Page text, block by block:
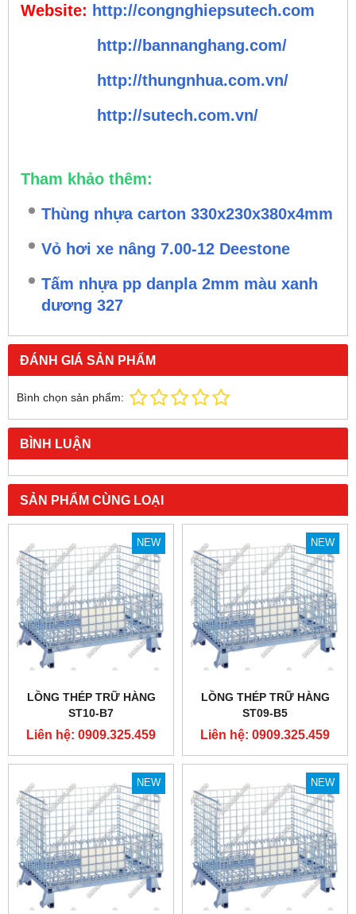
Website: http://congnghiepsutech.com
http://bannanghang.com/
http://thungnhua.com.vn/
http://sutech.com.vn/
Tham khảo thêm:
Thùng nhựa carton 330x230x380x4mm
Vỏ hơi xe nâng 7.00-12 Deestone
Tấm nhựa pp danpla 2mm màu xanh
dương 327
ĐÁNH GIÁ SẢN PHẨM
Bình chọn sản phẩm:
BÌNH LUẬN
SẢN PHẨM CÙNG LOẠI
NEW
LỒNG THÉP TRỮ HÀNG
ST10-B7
Liên hệ: 0909.325.459
NEW
LỒNG THÉP TRỮ HÀNG
ST09-B5
Liên hệ: 0909.325.459
NEW NEW